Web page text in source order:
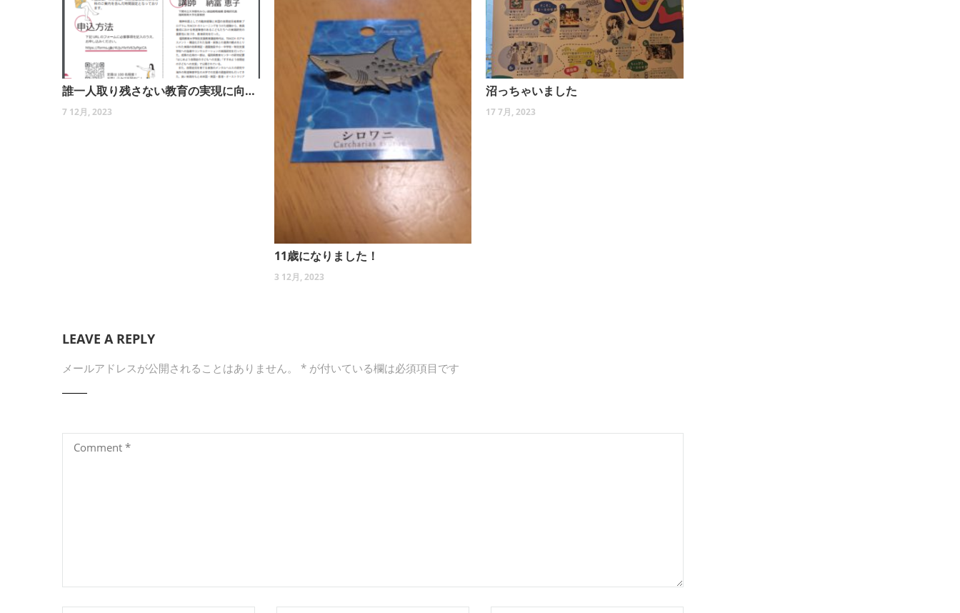
誰一人取り残さない教育の実現に向けてのヒント
7 12月, 2023
11歳になりました！
3 12月, 2023
沼っちゃいました
17 7月, 2023
LEAVE A REPLY
メールアドレスが公開されることはありません。 * が付いている欄は必須項目です